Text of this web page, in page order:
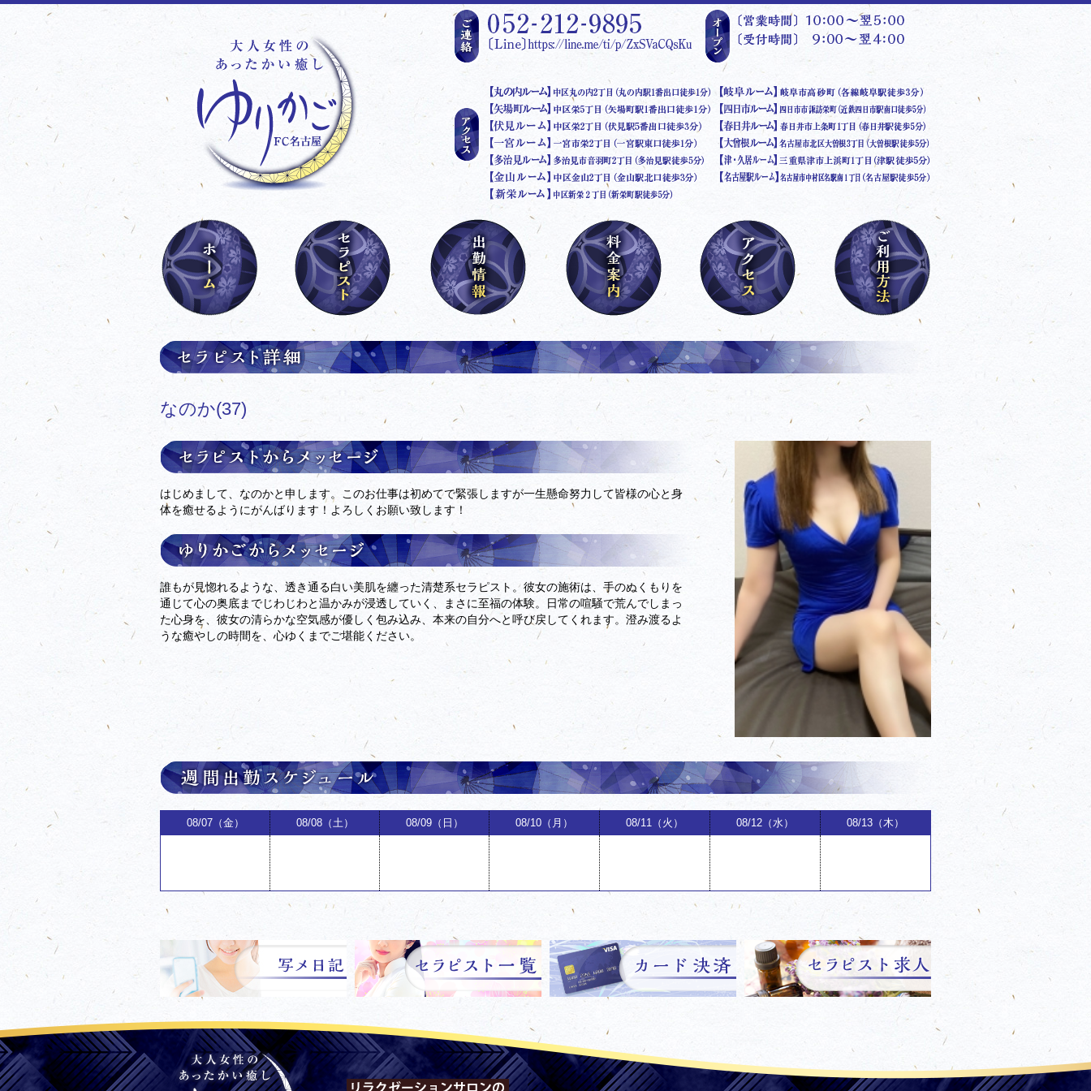
なのか(37)
はじめまして、なのかと申します。このお仕事は初めてで緊張しますが一生懸命努力して皆様の心と身
体を癒せるようにがんばります！よろしくお願い致します！
誰もが見惚れるような、透き通る白い美肌を纏った清楚系セラピスト。彼女の施術は、手のぬくもりを
通じて心の奥底までじわじわと温かみが浸透していく、まさに至福の体験。日常の喧騒で荒んでしまっ
た心身を、彼女の清らかな空気感が優しく包み込み、本来の自分へと呼び戻してくれます。澄み渡るよ
うな癒やしの時間を、心ゆくまでご堪能ください。
08/07（金） 08/08（土） 08/09（日） 08/10（月） 08/11（火） 08/12（水） 08/13（木）